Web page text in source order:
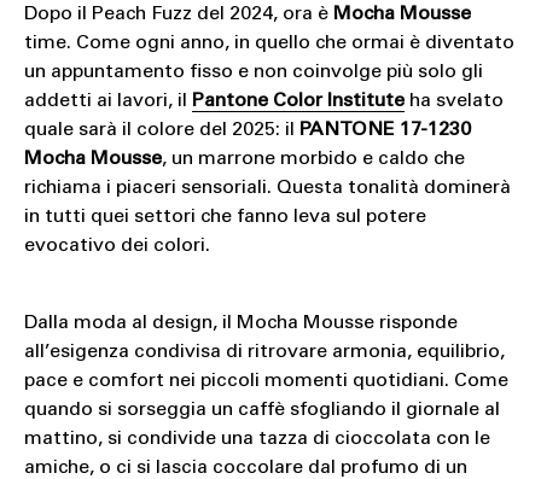
Dopo il Peach Fuzz del 2024, ora è Mocha Mousse
time. Come ogni anno, in quello che ormai è diventato
un appuntamento fisso e non coinvolge più solo gli
addetti ai lavori, il
Pantone Color Instituteha svelato
quale sarà il colore del 2025: il
PANTONE 17-1230
Mocha Mousse, un marrone morbido e caldo che
richiama i piaceri sensoriali. Questa tonalità dominerà
in tutti quei settori che fanno leva sul potere
evocativo dei colori.
Dalla moda al design, il Mocha Mousse risponde
all’esigenza condivisa di ritrovare armonia, equilibrio,
pace e comfort nei piccoli momenti quotidiani. Come
quando si sorseggia un caffè sfogliando il giornale al
mattino, si condivide una tazza di cioccolata con le
amiche, o ci si lascia coccolare dal profumo di un